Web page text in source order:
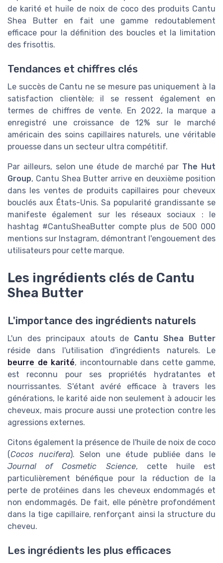
de karité et huile de noix de coco des produits Cantu
Shea Butter en fait une gamme redoutablement
efficace pour la définition des boucles et la limitation
des frisottis.
Tendances et chiffres clés
Le succès de Cantu ne se mesure pas uniquement à la
satisfaction clientèle; il se ressent également en
termes de chiffres de vente. En 2022, la marque a
enregistré une croissance de 12% sur le marché
américain des soins capillaires naturels, une véritable
prouesse dans un secteur ultra compétitif.
Par ailleurs, selon une étude de marché par The Hut
Group, Cantu Shea Butter arrive en deuxième position
dans les ventes de produits capillaires pour cheveux
bouclés aux États-Unis. Sa popularité grandissante se
manifeste également sur les réseaux sociaux : le
hashtag #CantuSheaButter compte plus de 500 000
mentions sur Instagram, démontrant l'engouement des
utilisateurs pour cette marque.
Les ingrédients clés de Cantu
Shea Butter
L'importance des ingrédients naturels
L'un des principaux atouts de Cantu Shea Butter
réside dans l'utilisation d'ingrédients naturels. Le
beurre de karité, incontournable dans cette gamme,
est reconnu pour ses propriétés hydratantes et
nourrissantes. S'étant avéré efficace à travers les
générations, le karité aide non seulement à adoucir les
cheveux, mais procure aussi une protection contre les
agressions externes.
Citons également la présence de l'huile de noix de coco
(Cocos nucifera). Selon une étude publiée dans le
Journal of Cosmetic Science, cette huile est
particulièrement bénéfique pour la réduction de la
perte de protéines dans les cheveux endommagés et
non endommagés. De fait, elle pénètre profondément
dans la tige capillaire, renforçant ainsi la structure du
cheveu.
Les ingrédients les plus efficaces